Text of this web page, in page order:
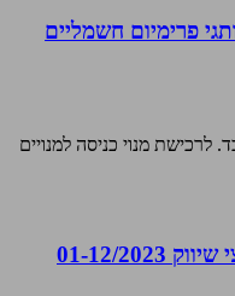
מותגי פרימיום חשמליים
לרכישת מנוי כניסה למנויים
רישומים 2023 / התפלגות בין ערוצי שיווק 01-12/2023